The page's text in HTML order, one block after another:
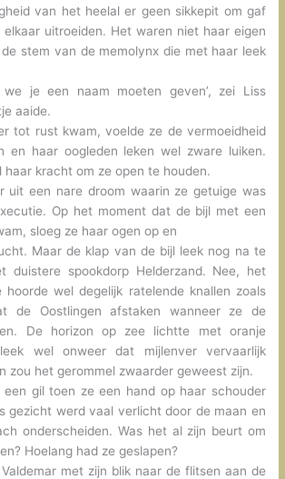
van het heelal er geen sikkepit om gaf
uitroeiden. Het waren niet haar eigen
stem van de memolynx die met haar leek
we je een naam moeten geven’, zei Liss
aaide.
tot rust kwam, voelde ze de vermoeidheid
en haar oogleden leken wel zware luiken.
haar kracht om ze open te houden.
uit een nare droom waarin ze getuige was
Op het moment dat de bijl met een
sloeg ze haar ogen op en
Maar de klap van de bijl leek nog na te
duistere spookdorp Helderzand. Nee, het
wel degelijk ratelende knallen zoals
de Oostlingen afstaken wanneer ze de
De horizon op zee lichtte met oranje
wel onweer dat mijlenver vervaarlijk
zou het gerommel zwaarder geweest zijn.
een gil toen ze een hand op haar schouder
gezicht werd vaal verlicht door de maan en
onderscheiden. Was het al zijn beurt om
Hoelang had ze geslapen?
Valdemar met zijn blik naar de flitsen aan de